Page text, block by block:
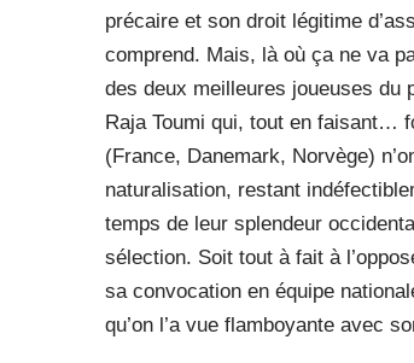
précaire et son droit légitime
comprend. Mais, là où ça ne va
des deux meilleures joueuses du
Raja Toumi qui, tout en faisant…
(France, Danemark, Norvège)
naturalisation, restant
temps de leur splendeur
sélection. Soit tout à fait à
sa convocation en équipe
qu’on l’a vue flamboyante avec